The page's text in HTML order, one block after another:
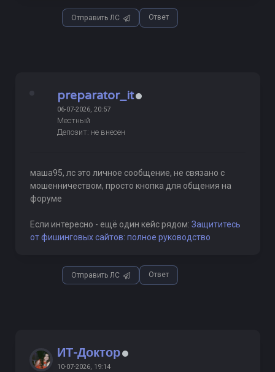
Отправить ЛС Ответ
preparator_it
06-07-2026, 20:57
Местный
Депозит: не внесен
маша95, лс это личное сообщение, не связано с
мошенничеством, просто кнопка для общения на
форуме
Если интересно - ещё один кейс рядом: Защититесь
от фишинговых сайтов: полное руководство
Отправить ЛС Ответ
ИТ-Доктор
10-07-2026, 19:14